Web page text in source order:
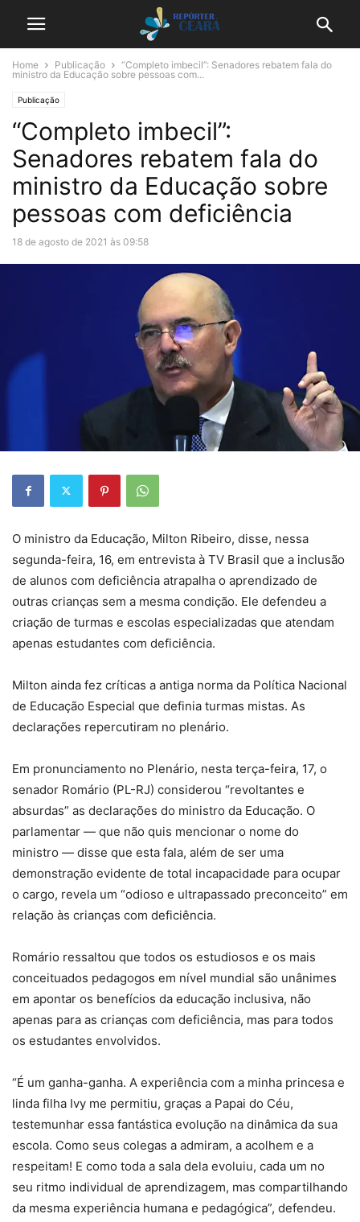
Home Publicação
“Completo imbecil”: Senadores rebatem fala do
ministro da Educação sobre pessoas com...
Publicação
“Completo imbecil”:
Senadores rebatem fala do
ministro da Educação sobre
pessoas com deficiência
18 de agosto de 2021 às 09:58
O ministro da Educação, Milton Ribeiro, disse, nessa
segunda-feira, 16, em entrevista à TV Brasil que a inclusão
de alunos com deficiência atrapalha o aprendizado de
outras crianças sem a mesma condição. Ele defendeu a
criação de turmas e escolas especializadas que atendam
apenas estudantes com deficiência.
Milton ainda fez críticas a antiga norma da Política Nacional
de Educação Especial que definia turmas mistas. As
declarações repercutiram no plenário.
Em pronunciamento no Plenário, nesta terça-feira, 17, o
senador Romário (PL-RJ) considerou “revoltantes e
absurdas” as declarações do ministro da Educação. O
parlamentar — que não quis mencionar o nome do
ministro — disse que esta fala, além de ser uma
demonstração evidente de total incapacidade para ocupar
o cargo, revela um “odioso e ultrapassado preconceito” em
relação às crianças com deficiência.
Romário ressaltou que todos os estudiosos e os mais
conceituados pedagogos em nível mundial são unânimes
em apontar os benefícios da educação inclusiva, não
apenas para as crianças com deficiência, mas para todos
os estudantes envolvidos.
“É um ganha-ganha. A experiência com a minha princesa e
linda filha Ivy me permitiu, graças a Papai do Céu,
testemunhar essa fantástica evolução na dinâmica da sua
escola. Como seus colegas a admiram, a acolhem e a
respeitam! E como toda a sala dela evoluiu, cada um no
seu ritmo individual de aprendizagem, mas compartilhando
da mesma experiência humana e pedagógica”, defendeu.